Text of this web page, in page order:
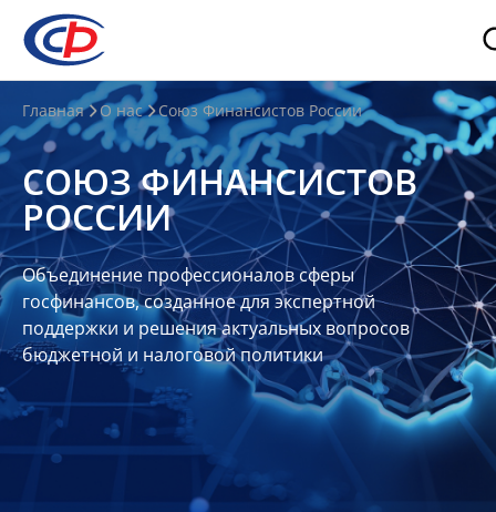
О
нас
О
СФР
Совет
Союза
Участники
Планы
отчеты
Контакты
Главная О нас Союз Финансистов России
СОЮЗ ФИНАНСИСТОВ
РОССИИ
Объединение профессионалов сферы
госфинансов, созданное для экспертной
поддержки и решения актуальных вопросов
бюджетной и налоговой политики